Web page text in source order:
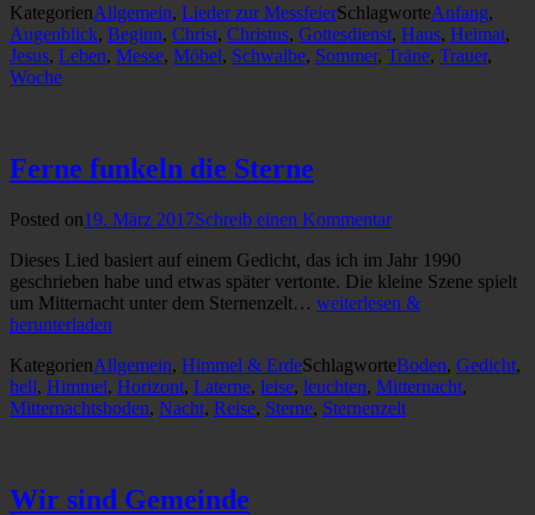
KategorienAllgemein, Lieder zur MessfeierSchlagworteAnfang,
Augenblick, Beginn, Christ, Christus, Gottesdienst, Haus, Heimat,
Jesus, Leben, Messe, Möbel, Schwalbe, Sommer, Träne, Trauer,
Woche
Ferne funkeln die Sterne
Posted on19. März 2017Schreib einen Kommentar
Dieses Lied basiert auf einem Gedicht, das ich im Jahr 1990
geschrieben habe und etwas später vertonte. Die kleine Szene spielt
um Mitternacht unter dem Sternenzelt… weiterlesen &
herunterladen
KategorienAllgemein, Himmel & ErdeSchlagworteBoden, Gedicht,
hell, Himmel, Horizont, Laterne, leise, leuchten, Mitternacht,
Mitternachtsboden, Nacht, Reise, Sterne, Sternenzelt
Wir sind Gemeinde